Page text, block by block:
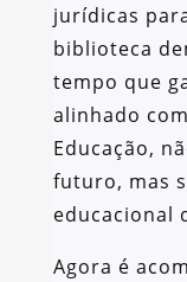
jurídicas
biblioteca
tempo que
alinhado
Educação,
futuro, mas
educacional
Agora é